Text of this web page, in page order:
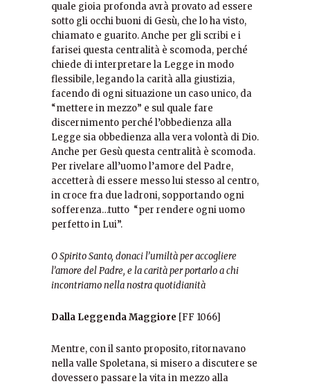
quale gioia profonda avrà provato ad essere
sotto gli occhi buoni di Gesù, che lo ha visto,
chiamato e guarito. Anche per gli scribi e i
farisei questa centralità è scomoda, perché
chiede di interpretare la Legge in modo
flessibile, legando la carità alla giustizia,
facendo di ogni situazione un caso unico, da
“mettere in mezzo” e sul quale fare
discernimento perché l’obbedienza alla
Legge sia obbedienza alla vera volontà di Dio.
Anche per Gesù questa centralità è scomoda.
Per rivelare all’uomo l’amore del Padre,
accetterà di essere messo lui stesso al centro,
in croce fra due ladroni, sopportando ogni
sofferenza…tutto “per rendere ogni uomo
perfetto in Lui”.
O Spirito Santo, donaci l’umiltà per accogliere
l’amore del Padre, e la carità per portarlo a chi
incontriamo nella nostra quotidianità
Dalla Leggenda Maggiore [FF 1066]
Mentre, con il santo proposito, ritornavano
nella valle Spoletana, si misero a discutere se
dovessero passare la vita in mezzo alla